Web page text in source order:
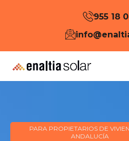
955 18
PARA PROPIETARIOS DE
ANDALUCÍA